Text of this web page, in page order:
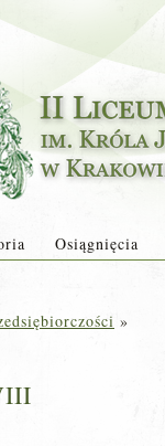
Osiągnięcia
»